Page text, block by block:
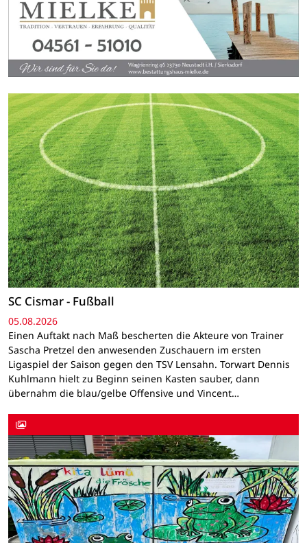
SC Cismar - Fußball
05.08.2026
Einen Auftakt nach Maß bescherten die Akteure von Trainer
Sascha Pretzel den anwesenden Zuschauern im ersten
Ligaspiel der Saison gegen den TSV Lensahn. Torwart Dennis
Kuhlmann hielt zu Beginn seinen Kasten sauber, dann
übernahm die blau/gelbe Offensive und Vincent…